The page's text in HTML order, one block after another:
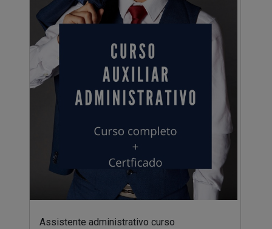
Assistente administrativo curso